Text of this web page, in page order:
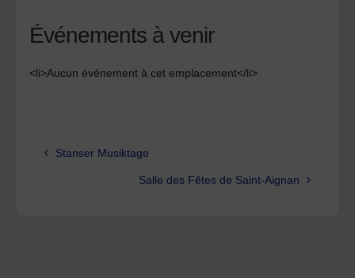
Événements à venir
<li>Aucun événement à cet emplacement</li>
Stanser Musiktage
Salle des Fêtes de Saint-Aignan